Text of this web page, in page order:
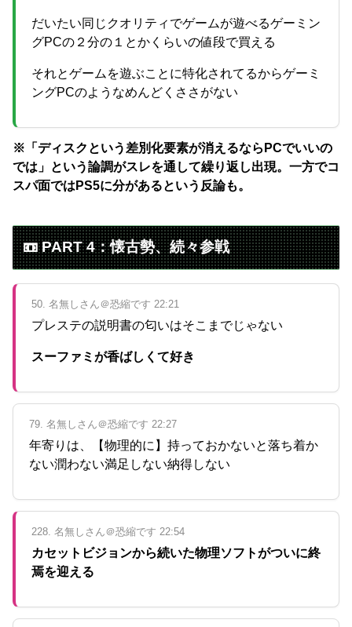
だいたい同じクオリティでゲームが遊べるゲーミン
グPCの２分の１とかくらいの値段で買える
それとゲームを遊ぶことに特化されてるからゲーミ
ングPCのようなめんどくささがない
※「ディスクという差別化要素が消えるならPCでいいの
では」という論調がスレを通して繰り返し出現。一方でコ
スパ面ではPS5に分があるという反論も。
📼 PART 4：懐古勢、続々参戦
50. 名無しさん＠恐縮です 22:21
プレステの説明書の匂いはそこまでじゃない
スーファミが香ばしくて好き
79. 名無しさん＠恐縮です 22:27
年寄りは、【物理的に】持っておかないと落ち着か
ない潤わない満足しない納得しない
228. 名無しさん＠恐縮です 22:54
カセットビジョンから続いた物理ソフトがついに終
焉を迎える